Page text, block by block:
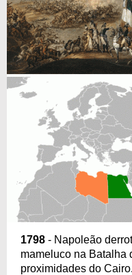
1798 - Napoleão
mameluco na Batalha
proximidades do Cairo.